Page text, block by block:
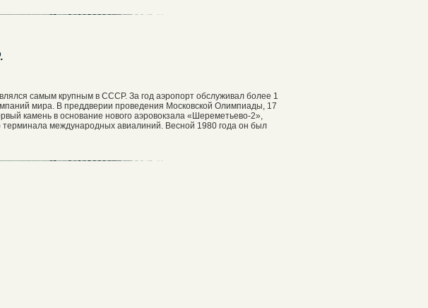
самым крупным в СССР. За год аэропорт обслуживал более 1
мира. В преддверии проведения Московской Олимпиады, 17
камень в основание нового аэровокзала «Шереметьево-2»,
терминала международных авиалиний. Весной 1980 года он был